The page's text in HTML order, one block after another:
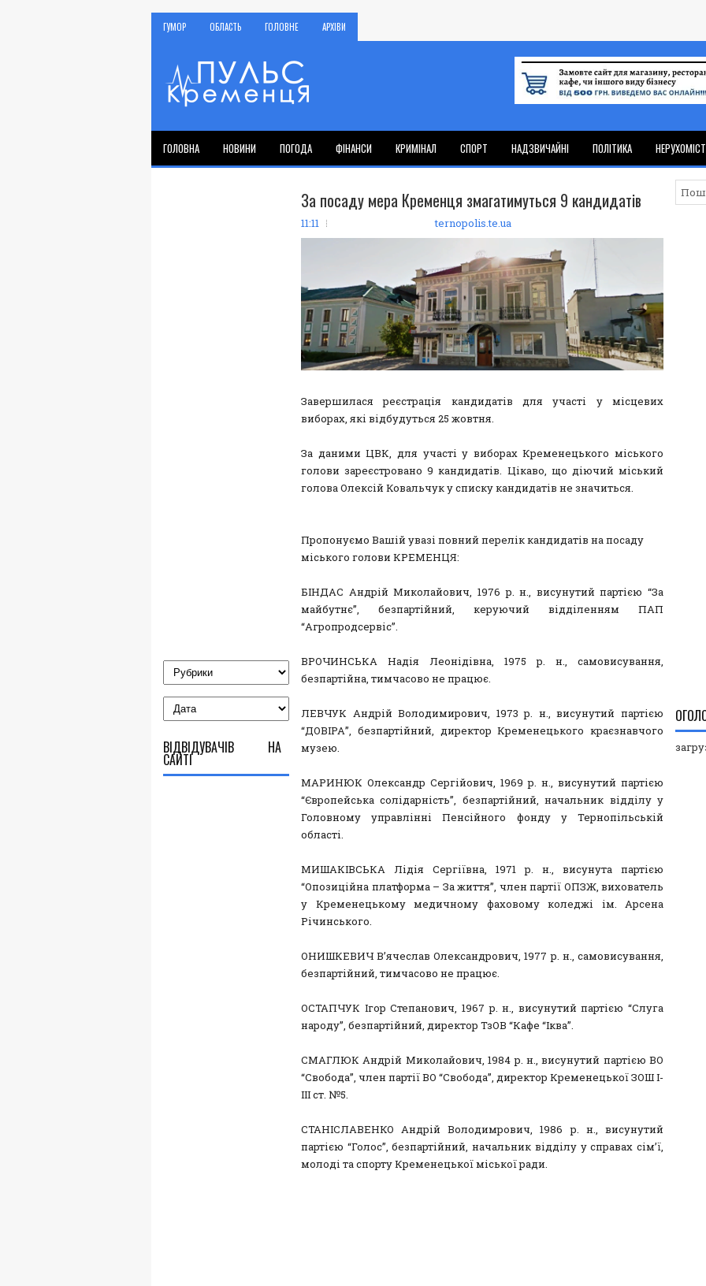
ГУМОР ОБЛАСТЬ ГОЛОВНЕ АРХІВИ
ГОЛОВНА НОВИНИ ПОГОДА ФІНАНСИ КРИМІНАЛ СПОРТ НАДЗВИЧАЙНІ ПОЛІТИКА
За посаду мера Кременця змагатимуться 9 кандидатів
11:11 ternopolis.te.ua
Завершилася реєстрація кандидатів для участі у місцевих
виборах, які відбудуться 25 жовтня.
За даними ЦВК, для участі у виборах Кременецького міського
голови зареєстровано 9 кандидатів. Цікаво, що діючий міський
голова Олексій Ковальчук у списку кандидатів не значиться.
Пропонуємо Вашій увазі повний перелік кандидатів на посаду
міського голови КРЕМЕНЦЯ:
БІНДАС Андрій Миколайович, 1976 р. н., висунутий партією “За
майбутнє”, безпартійний, керуючий відділенням ПАП
“Агропродсервіс”.
ВРОЧИНСЬКА Надія Леонідівна, 1975 р. н., самовисування,
безпартійна, тимчасово не працює.
ЛЕВЧУК Андрій Володимирович, 1973 р. н., висунутий партією
“ДОВІРА”, безпартійний, директор Кременецького краєзнавчого
музею.
МАРИНЮК Олександр Сергійович, 1969 р. н., висунутий партією
“Європейська солідарність”, безпартійний, начальник відділу у
Головному управлінні Пенсійного фонду у Тернопільській
області.
МИШАКІВСЬКА Лідія Сергіївна, 1971 р. н., висунута партією
“Опозиційна платформа – За життя”, член партії ОПЗЖ, вихователь
у Кременецькому медичному фаховому коледжі ім. Арсена
Річинського.
ОНИШКЕВИЧ В’ячеслав Олександрович, 1977 р. н., самовисування,
безпартійний, тимчасово не працює.
ОСТАПЧУК Ігор Степанович, 1967 р. н., висунутий партією “Слуга
народу”, безпартійний, директор ТзОВ “Кафе “Іква”.
СМАГЛЮК Андрій Миколайович, 1984 р. н., висунутий партією ВО
“Свобода”, член партії ВО “Свобода”, директор Кременецької ЗОШ І-
ІІІ ст. №5.
СТАНІСЛАВЕНКО Андрій Володимрович, 1986 р. н., висунутий
партією “Голос”, безпартійний, начальник відділу у справах сім’ї,
молоді та спорту Кременецької міської ради.
ВІДВІДУВАЧІВ НА
САЙТІ